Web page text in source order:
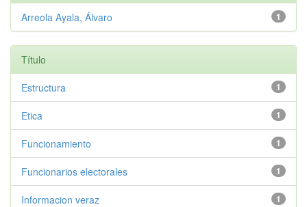
1
Arreola Ayala, Álvaro
Título
1
Estructura
1
Etica
1
Funcionamiento
1
Funcionarios electorales
1
Informacion veraz